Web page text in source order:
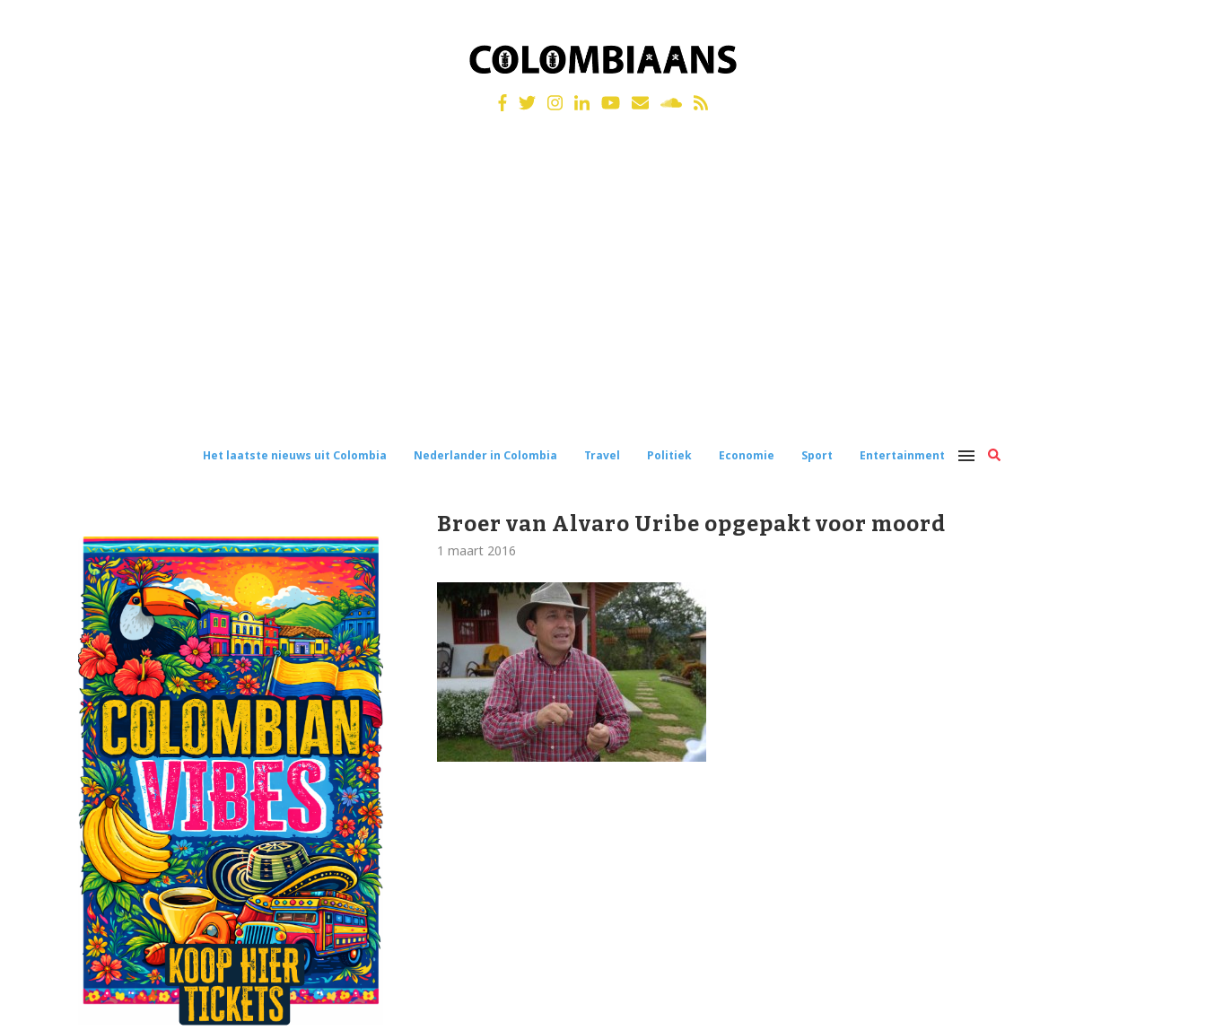
Het laatste nieuws uit Colombia Nederlander in Colombia Travel Politiek Economie Sport Entertainment
Broer van Alvaro Uribe opgepakt voor moord
1 maart 2016